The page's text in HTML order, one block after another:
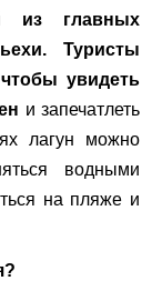
из главных
Туристы
увидеть
и запечатлеть
лагун можно
водными
на пляже и